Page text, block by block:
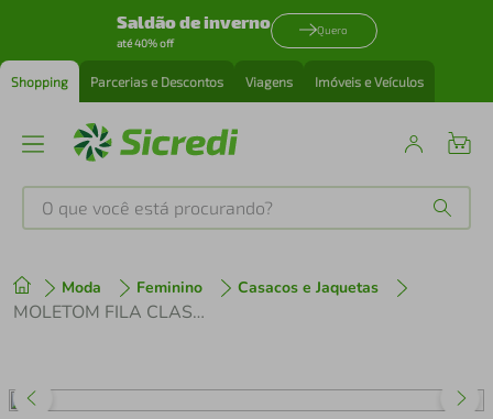
Saldão de inverno
até 40% off
Quero
Shopping Parcerias e Descontos Viagens Imóveis e Veículos
O que você está procurando?
Moda Feminino Casacos e Jaquetas
MOLETOM FILA CLASSIC B-BRON FEMININO
1º tenis